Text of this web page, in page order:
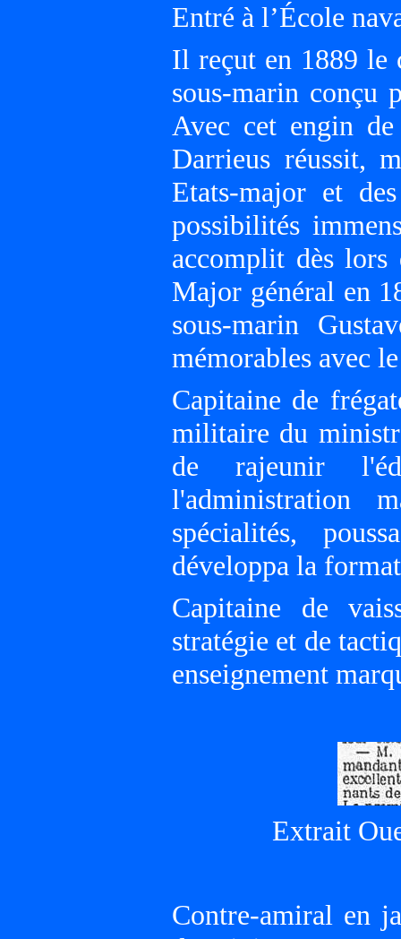
Entré à l’École
Il reçut en 1889 le
sous-marin conçu
Avec cet engin
Darrieus réussit,
Etats-major et
possibilités
accomplit dès
Major général en
sous-marin
mémorables avec
Capitaine de
militaire du
de rajeunir
l'administration
spécialités,
développa la
Capitaine de
stratégie et de
enseignement
Extrait
Contre-amiral en